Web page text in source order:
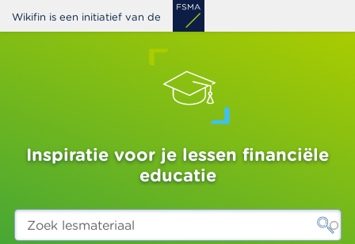
Overslaan
en
Wikifin is een initiatief van de
Inspiratie voor je lessen financiële
educatie
Zoek
lesmateriaal